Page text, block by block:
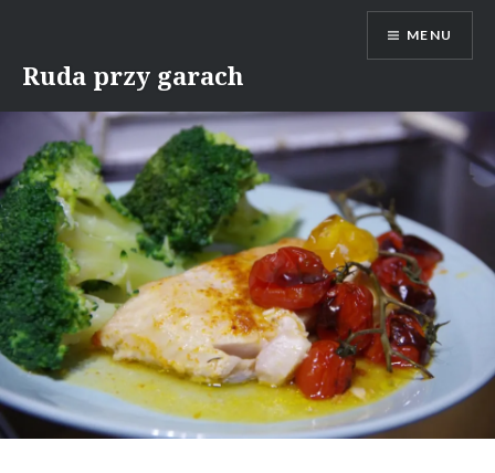
content
Ruda przy garach
MENU